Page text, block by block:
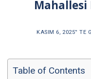
Mahallesi
KASIM 6, 2025’' TE
Table of Contents